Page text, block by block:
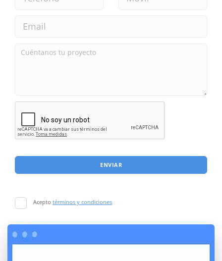
ENVIAR
Acepto términos y condiciones